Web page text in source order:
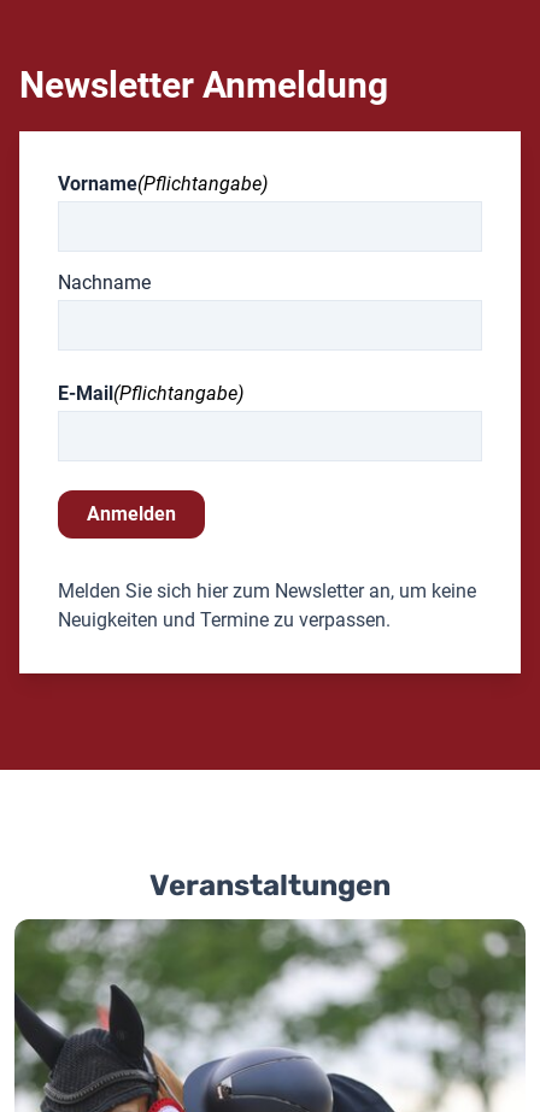
Newsletter Anmeldung
Vorname(Pflichtangabe)
Nachname
E-Mail (Pflichtangabe)
Anmelden
Melden Sie sich hier zum Newsletter an, um keine
Neuigkeiten und Termine zu verpassen.
Veranstaltungen